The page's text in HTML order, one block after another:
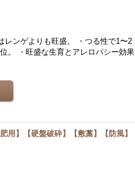
レンゲよりも旺盛。 ・つる性で1〜2
。 ・旺盛な生育とアレロパシー効果
用】【硬盤破砕】【敷藁】【防風】